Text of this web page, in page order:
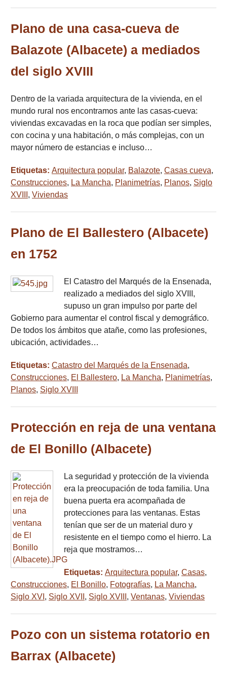
Plano de una casa-cueva de
Balazote (Albacete) a mediados
del siglo XVIII
Dentro de la variada arquitectura de la vivienda, en el
mundo rural nos encontramos ante las casas-cueva:
viviendas excavadas en la roca que podían ser simples,
con cocina y una habitación, o más complejas, con un
mayor número de estancias e incluso…
Etiquetas: Arquitectura popular, Balazote, Casas cueva,
Construcciones, La Mancha, Planimetrías, Planos, Siglo
XVIII , Viviendas
Plano de El Ballestero (Albacete)
en 1752
El Catastro del Marqués de la Ensenada,
realizado a mediados del siglo XVIII,
supuso un gran impulso por parte del
Gobierno para aumentar el control fiscal y demográfico.
De todos los ámbitos que atañe, como las profesiones,
ubicación, actividades…
Etiquetas: Catastro del Marqués de la Ensenada,
Construcciones, El Ballestero, La Mancha, Planimetrías,
Planos, Siglo XVIII
Protección en reja de una ventana
de El Bonillo (Albacete)
La seguridad y protección de la vivienda
era la preocupación de toda familia. Una
buena puerta era acompañada de
protecciones para las ventanas. Estas
tenían que ser de un material duro y
resistente en el tiempo como el hierro. La
reja que mostramos…
Etiquetas: Arquitectura popular, Casas,
Construcciones, El Bonillo, Fotografías, La Mancha,
Siglo XVI , Siglo XVII , Siglo XVIII , Ventanas, Viviendas
Pozo con un sistema rotatorio en
Barrax (Albacete)